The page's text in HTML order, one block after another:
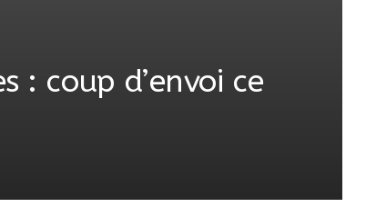
: coup d’envoi ce